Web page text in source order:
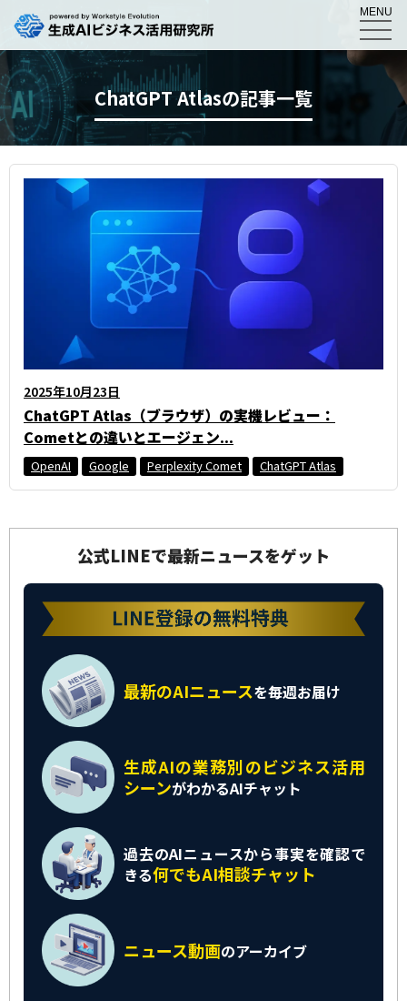
MENU
ChatGPT Atlasの記事一覧
2025年10月23日
ChatGPT Atlas（ブラウザ）の実機レビュー：
Cometとの違いとエージェン...
OpenAI Google Perplexity Comet ChatGPT Atlas
公式LINEで最新ニュースをゲット
最新のAIニュースを毎週お届け
生成AIの業務別のビジネス活用
シーンがわかるAIチャット
過去のAIニュースから事実を確認で
きる何でもAI相談チャット
ニュース動画のアーカイブ